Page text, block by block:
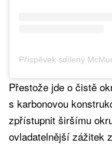
Přestože jde o čistě
s karbonovou
zpřístupnit širšímu
ovladatelnější zážitek